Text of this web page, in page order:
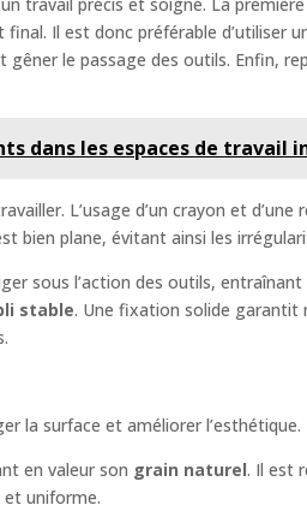
travail précis et soigné. La
Il est donc préférable d’utiliser
le passage des outils. Enfin,
dans les espaces de travail
L’usage d’un crayon et
bien plane, évitant ainsi les
sous l’action des outils,
stable. Une fixation solide garantit
la surface et améliorer l’esthétique.
en valeur son grain naturel. Il est
et uniforme.